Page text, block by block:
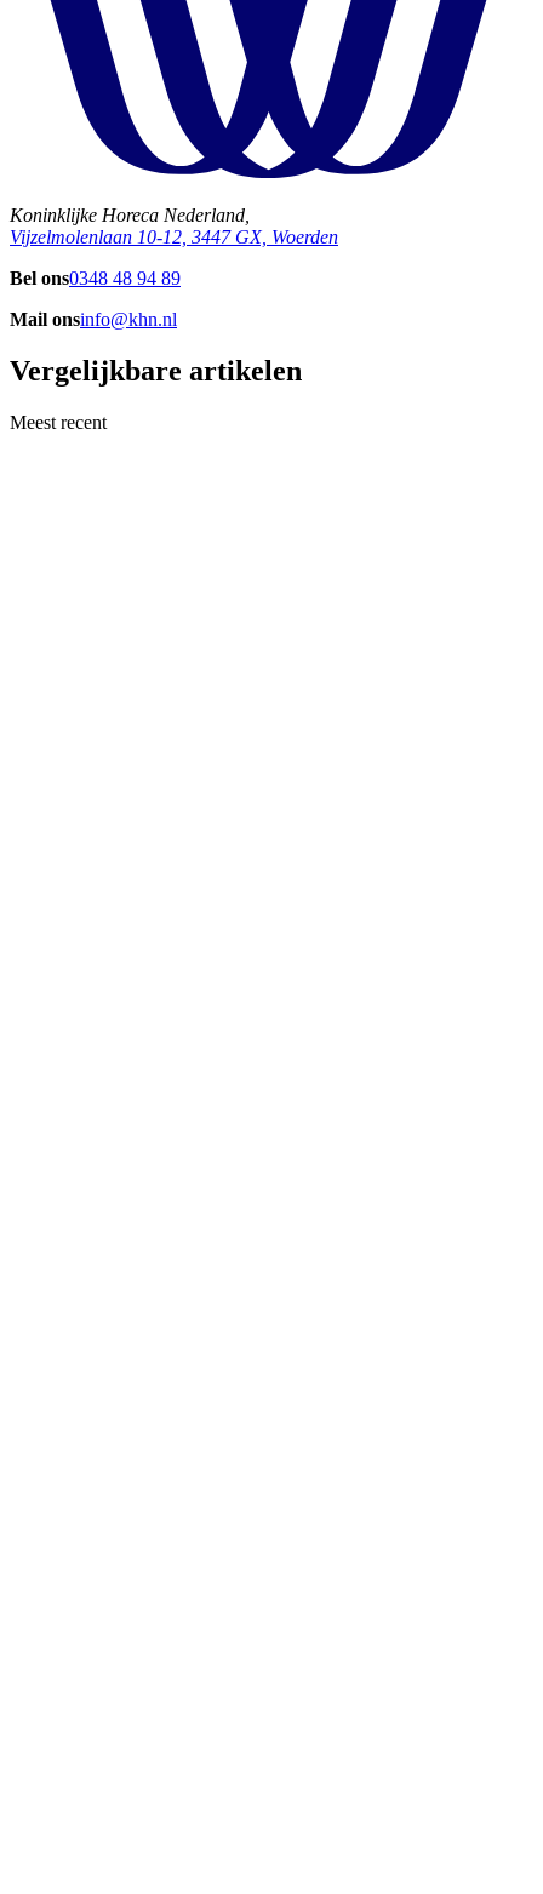
Koninklijke Horeca Nederland,
Vijzelmolenlaan 10-12, 3447 GX, Woerden
Bel ons0348 48 94 89
Mail onsinfo@khn.nl
Vergelijkbare artikelen
Meest recent